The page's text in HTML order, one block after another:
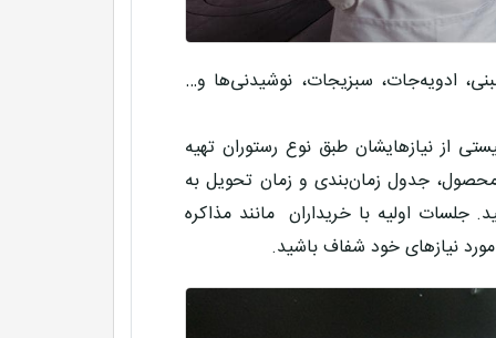
ادویه‌جات، سبزیجات، نوشیدنی‌ها و…
از نیازهایشان طبق نوع رستوران تهیه
محصول، جدول زمان‌بندی و زمان تحویل به
اولیه با خریداران مانند مذاکره
نیازهای خود شفاف باشید.